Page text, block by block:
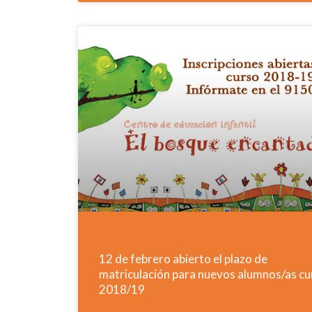
12 de febrero abierto el plazo de
matriculación para nuevos alumnos/as
2018/19